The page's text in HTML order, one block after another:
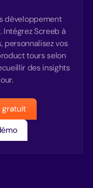
développement
Screeb à
personnalisez vos
tours selon
des insights
gratuit